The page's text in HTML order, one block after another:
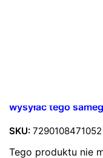
wysyłać tego
SKU: 7290108471052
Tego produktu nie